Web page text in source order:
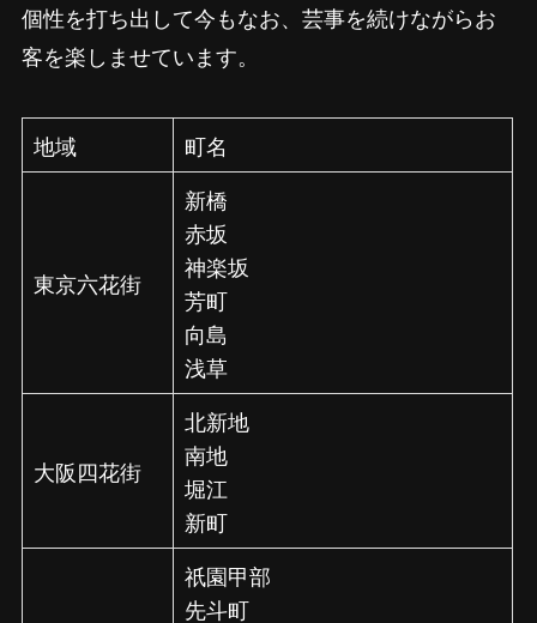
個性を打ち出して今もなお、芸事を続けながらお
客を楽しませています。
地域 町名
東京六花街
新橋
赤坂
神楽坂
芳町
向島
浅草
大阪四花街
北新地
南地
堀江
新町
祇園甲部
先斗町